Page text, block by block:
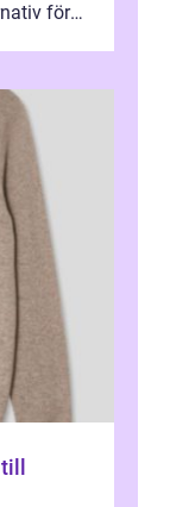
för